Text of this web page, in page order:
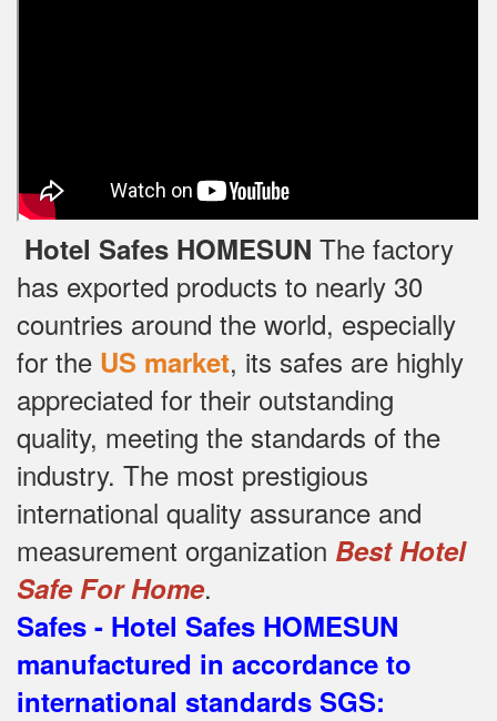
Hotel Safes HOMESUN The factory
has exported products to nearly 30
countries around the world, especially
for the US market, its safes are highly
appreciated for their outstanding
quality, meeting the standards of the
industry. The most prestigious
international quality assurance and
measurement organization Best Hotel
Safe For Home.
Safes - Hotel Safes HOMESUN
manufactured in accordance to
international standards SGS: